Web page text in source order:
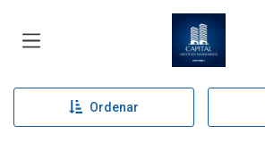
Página inicial
Ordenar